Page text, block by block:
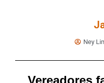
Ney
Vereadores